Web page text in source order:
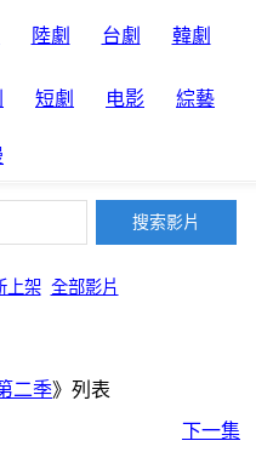
陸劇 台劇 韓劇
短劇 电影 綜藝
上架 全部影片
二季》列表
下一集